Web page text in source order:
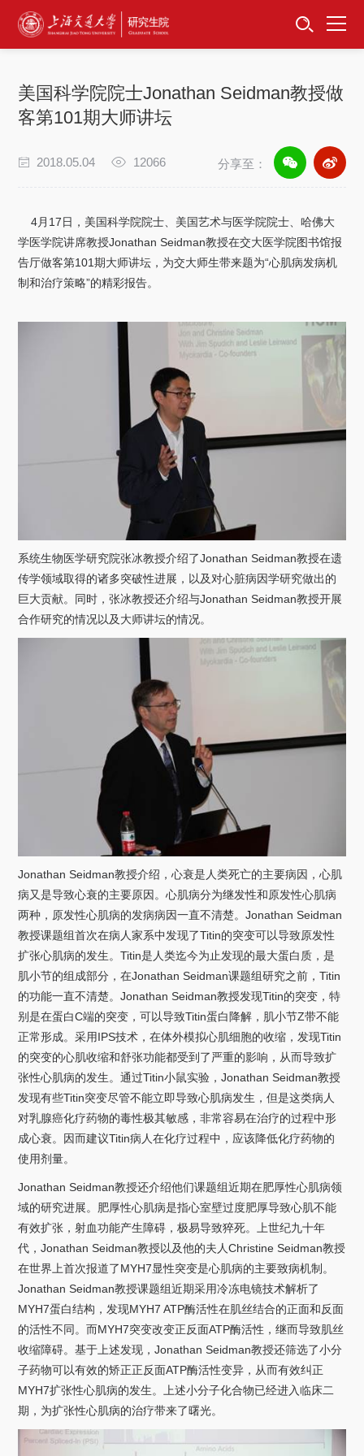
首页
招生工作
卓越工程师
专项工作
联系我们
美国科学院院士Jonathan Seidman教授做
客第101期大师讲坛
2018.05.04 12066 分享至：
4月 17日，美国科学院院士、美国艺术与医学院院士、哈佛大
学医学院讲席教授Jonathan Seidman教授在交大医学院图书馆报
告厅做客第101期大师讲坛，为交大师生带来题为“心肌病发病机
制和治疗策略”的精彩报告。
系统生物医学研究院张冰教授介绍了Jonathan Seidman教授在遗
传学领域取得的诸多突破性进展，以及对心脏病因学研究做出的
巨大贡献。同时，张冰教授还介绍与Jonathan Seidman教授开展
合作研究的情况以及大师讲坛的情况。
Jonathan Seidman教授介绍，心衰是人类死亡的主要病因，心肌
病又是导致心衰的主要原因。心肌病分为继发性和原发性心肌病
两种，原发性心肌病的发病病因一直不清楚。Jonathan Seidman
教授课题组首次在病人家系中发现了Titin的突变可以导致原发性
扩张心肌病的发生。Titin是人类迄今为止发现的最大蛋白质，是
肌小节的组成部分，在Jonathan Seidman课题组研究之前，Titin
的功能一直不清楚。Jonathan Seidman教授发现Titin的突变，特
别是在蛋白C端的突变，可以导致Titin蛋白降解，肌小节Z带不能
正常形成。采用IPS技术，在体外模拟心肌细胞的收缩，发现Titin
的突变的心肌收缩和舒张功能都受到了严重的影响，从而导致扩
张性心肌病的发生。通过Titin小鼠实验，Jonathan Seidman教授
发现有些Titin突变尽管不能立即导致心肌病发生，但是这类病人
对乳腺癌化疗药物的毒性极其敏感，非常容易在治疗的过程中形
成心衰。因而建议Titin病人在化疗过程中，应该降低化疗药物的
使用剂量。
Jonathan Seidman教授还介绍他们课题组近期在肥厚性心肌病领
域的研究进展。肥厚性心肌病是指心室壁过度肥厚导致心肌不能
有效扩张，射血功能产生障碍，极易导致猝死。上世纪九十年
代，Jonathan Seidman教授以及他的夫人Christine Seidman教授
在世界上首次报道了MYH7显性突变是心肌病的主要致病机制。
Jonathan Seidman教授课题组近期采用冷冻电镜技术解析了
MYH7蛋白结构，发现MYH7 ATP酶活性在肌丝结合的正面和反面
的活性不同。而MYH7突变改变正反面ATP酶活性，继而导致肌丝
收缩障碍。基于上述发现，Jonathan Seidman教授还筛选了小分
子药物可以有效的矫正正反面ATP酶活性变异，从而有效纠正
MYH7扩张性心肌病的发生。上述小分子化合物已经进入临床二
期，为扩张性心肌病的治疗带来了曙光。